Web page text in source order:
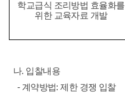
학교급식 조리방법 효율화를
위한 교육자료 개발
나. 입찰내용
- 계약방법: 제한 경쟁 입찰